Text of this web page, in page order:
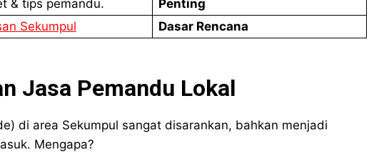
& tips pemandu.
Penting
Sekumpul Dasar Rencana
Jasa Pemandu Lokal
di area Sekumpul sangat disarankan, bahkan menjadi
Mengapa?